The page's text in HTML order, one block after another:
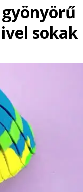
gyönyörű
sokak